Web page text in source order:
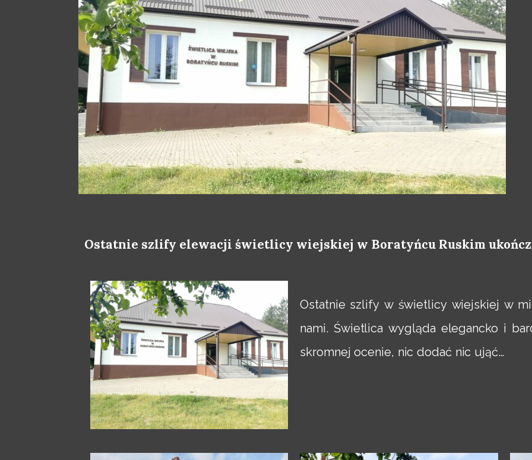
Ostatnie szlify elewacji świetlicy wiejskiej w Boratyńcu Ruskim
Ostatnie szlify w świetlicy wiejskiej w
nami. Świetlica wygląda elegancko i
skromnej ocenie, nic dodać nic ująć…